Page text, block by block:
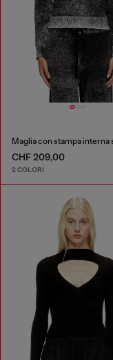
Maglia con stampa interna
CHF 209,00
2 COLORI